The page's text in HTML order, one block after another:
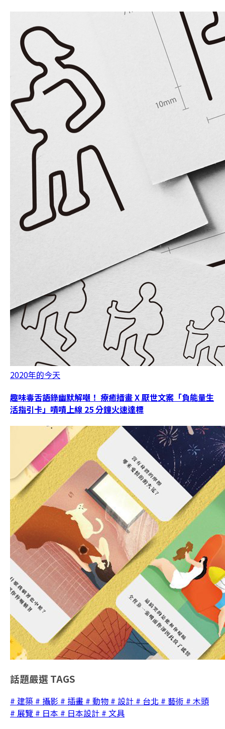
2020年的今天
趣味毒舌語錄幽默解嘲！ 療癒插畫 X 厭世文案「負能量生
活指引卡」嘖嘖上線 25 分鐘火速達標
話題嚴選 TAGS
# 建築 # 攝影 # 插畫 # 動物 # 設計 # 台北 # 藝術 # 木頭
# 展覽 # 日本 # 日本設計 # 文具